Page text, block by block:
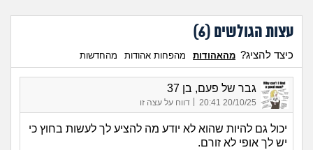
עצות הגולשים (6
)
כיצד להציג? מהאהודות מהפחות אהודות מהחדשות
גבר של פעם, בן 37
20/10/25 20:41 דווח על עצה זו
יכול גם להיות שהוא לא יודע מה להציע לך לעשות בחוץ כי
יש לך אופי לא זורם.